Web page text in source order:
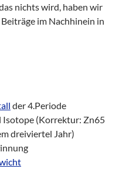
nichts wird, haben wir
im Nachhinein in
der 4.Periode
(Korrektur: Zn65
dreiviertel Jahr)